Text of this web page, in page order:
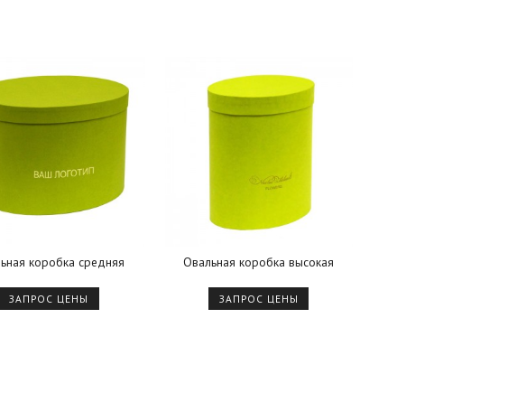
коробка средняя
ЗАПРОС ЦЕНЫ
Овальная коробка высокая
ЗАПРОС ЦЕНЫ